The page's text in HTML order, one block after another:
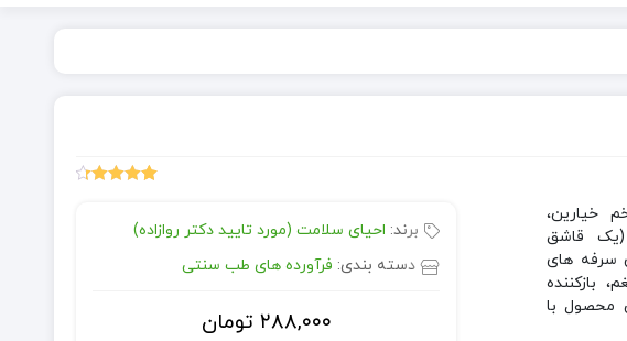
در
خیارین،
روزی ۴ مرتبه (یک قاشق
سرفه های
بازکننده
محصول با
برند: احیای سلامت (مورد تایید دکتر روازاده)
دسته بندی: فرآورده های طب سنتی
۲۸۸,۰۰۰ تومان